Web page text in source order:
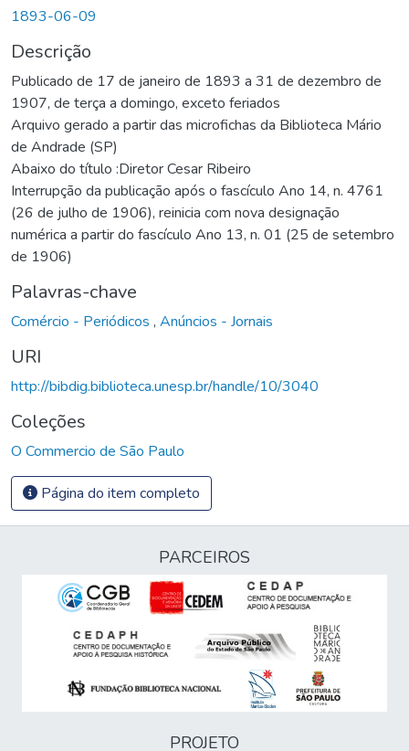
1893-06-09
Descrição
Publicado de 17 de janeiro de 1893 a 31 de dezembro de
1907, de terça a domingo, exceto feriados
Arquivo gerado a partir das microfichas da Biblioteca Mário
de Andrade (SP)
Abaixo do título :Diretor Cesar Ribeiro
Interrupção da publicação após o fascículo Ano 14, n. 4761
(26 de julho de 1906), reinicia com nova designação
numérica a partir do fascículo Ano 13, n. 01 (25 de setembro
de 1906)
Palavras-chave
Comércio - Periódicos , Anúncios - Jornais
URI
http://bibdig.biblioteca.unesp.br/handle/10/3040
Coleções
O Commercio de São Paulo
Página do item completo
PARCEIROS
PROJETO